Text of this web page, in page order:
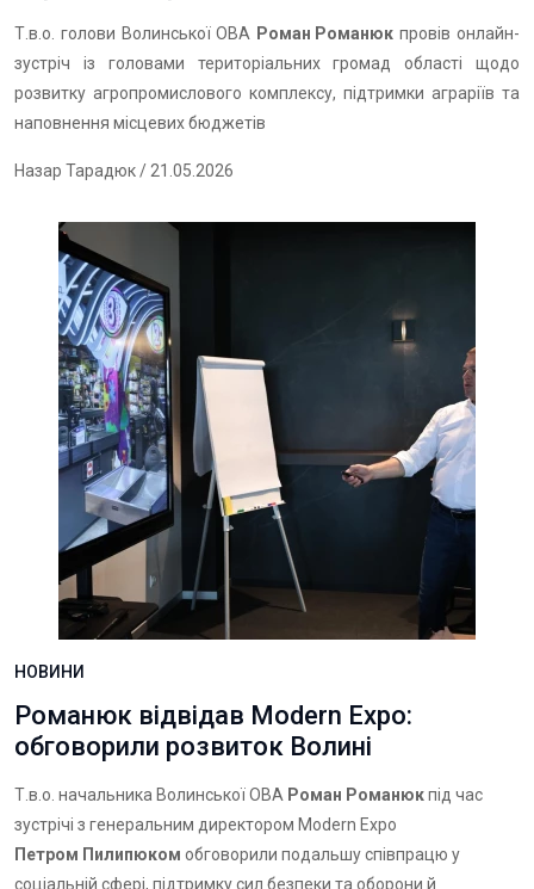
Т.в.о. голови Волинської ОВА Роман Романюк провів онлайн-
зустріч із головами територіальних громад області щодо
розвитку агропромислового комплексу, підтримки аграріїв та
наповнення місцевих бюджетів
Назар Тарадюк/ 21.05.2026
НОВИНИ
Романюк відвідав Modern Expo:
обговорили розвиток Волині
Т.в.о. начальника Волинської ОВА Роман Романюкпід час
зустрічі з генеральним директором Modern Expo
Петром Пилипюком обговорили подальшу співпрацю у
соціальній сфері, підтримку сил безпеки та оборони й